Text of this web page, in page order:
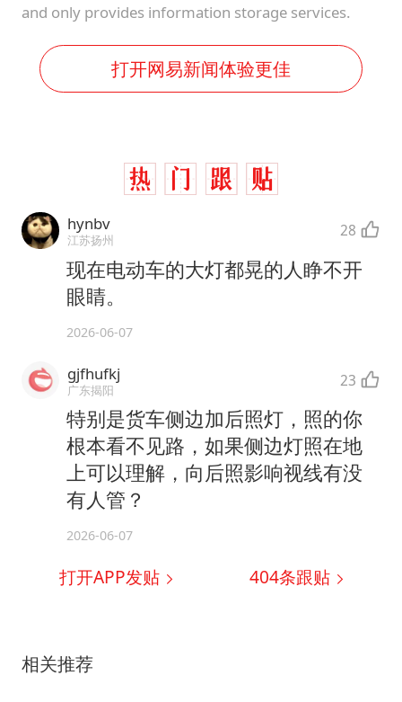
and only provides information storage services.
打开网易新闻体验更佳
hynbv
江苏扬州 28
现在电动车的大灯都晃的人睁不开
眼睛。
2026-06-07
gjfhufkj
广东揭阳 23
特别是货车侧边加后照灯，照的你
根本看不见路，如果侧边灯照在地
上可以理解，向后照影响视线有没
有人管？
2026-06-07
打开APP发贴 404条跟贴
相关推荐